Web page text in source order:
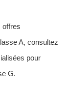
offres
A, consultez
pour
G.